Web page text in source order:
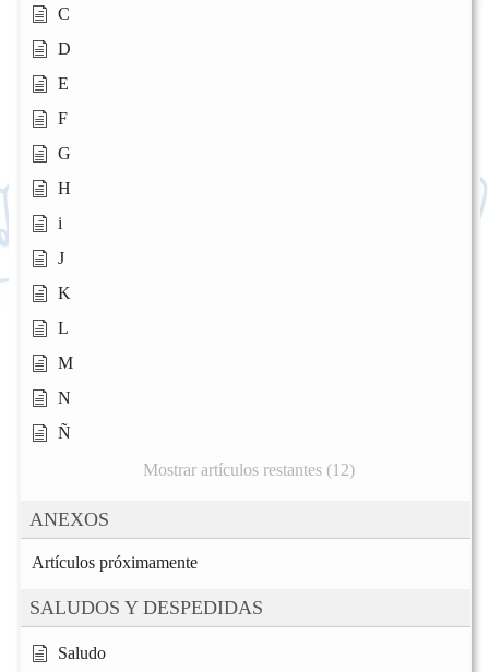
C
D
E
F
G
H
i
J
K
L
M
N
Ñ
Mostrar artículos restantes (12)
ANEXOS
Artículos próximamente
SALUDOS Y DESPEDIDAS
Saludo